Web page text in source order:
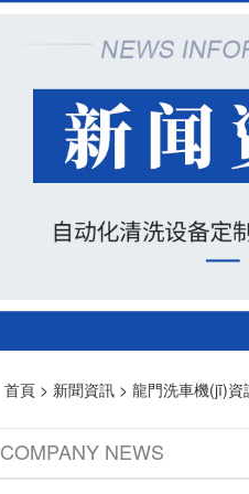
首頁 > 新聞資訊 > 龍門洗車機(jī)資
COMPANY NEWS